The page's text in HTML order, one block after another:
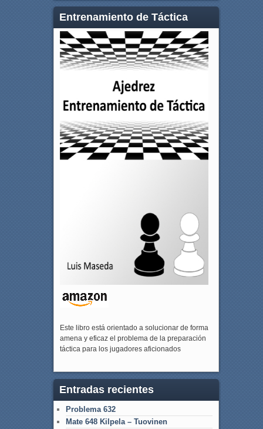
Entrenamiento de Táctica
Este libro está orientado a solucionar de forma
amena y eficaz el problema de la preparación
táctica para los jugadores aficionados
Entradas recientes
Problema 632
Mate 648 Kilpela – Tuovinen